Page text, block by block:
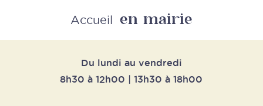
Retour
Accueil en mairie
Du lundi au vendredi
8h30 à 12h00 | 13h30 à 18h00